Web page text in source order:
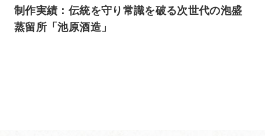
制作実績：伝統を守り常識を破る次世代の泡盛
蒸留所「池原酒造」